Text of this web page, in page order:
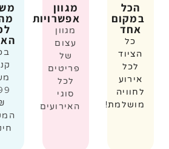
הכל
במקום
אחד
כל
הציוד
לכל
אירוע
לחוויה
מושלמת!
מגוון
אפשרויות
מגוון
עצום
של
פריטים
לכל
סוגי
האירועים